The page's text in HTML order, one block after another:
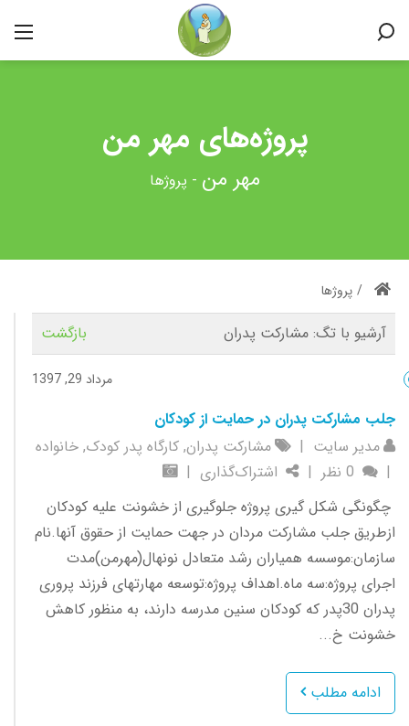
پروژه‌های مهر من
- پروژها
/ پروژها
آرشیو با تگ: مشارکت پدران بازگشت
مرداد 29, 1397
جلب مشارکت پدران در حمایت از کودکان
مدیر سایت | مشارکت پدران, کارگاه پدر کودک, خانواده
|
0 نظر | اشتراک‌گذاری |
چگونگی شکل گیری پروژه جلوگیری از خشونت علیه کودکان
ازطریق جلب مشارکت مردان در جهت حمایت از حقوق آنها.نام
سازمان:موسسه همیاران رشد متعادل نونهال(مهرمن)مدت
اجرای پروژه:سه ماه.اهداف پروژه:توسعه مهارتهای فرزند پروری
پدران 30پدر که کودکان سنین مدرسه دارند، به منظور کاهش
خشونت خ...
ادامه مطلب